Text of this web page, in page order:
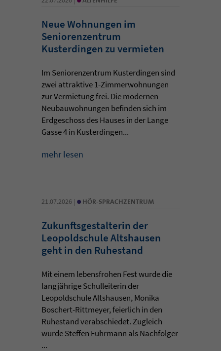
Neue Wohnungen im
Seniorenzentrum
Kusterdingen zu vermieten
Im Seniorenzentrum Kusterdingen sind
zwei attraktive 1-Zimmerwohnungen
zur Vermietung frei. Die modernen
Neubauwohnungen befinden sich im
Erdgeschoss des Hauses in der Lange
Gasse 4 in Kusterdingen...
mehr lesen
21.07.2026 | • HÖR-SPRACHZENTRUM
Zukunftsgestalterin der
Leopoldschule Altshausen
geht in den Ruhestand
Mit einem lebensfrohen Fest wurde die
langjährige Schulleiterin der
Leopoldschule Altshausen, Monika
Boschert-Rittmeyer, feierlich in den
Ruhestand verabschiedet. Zugleich
wurde Steffen Fuhrmann als Nachfolger
...